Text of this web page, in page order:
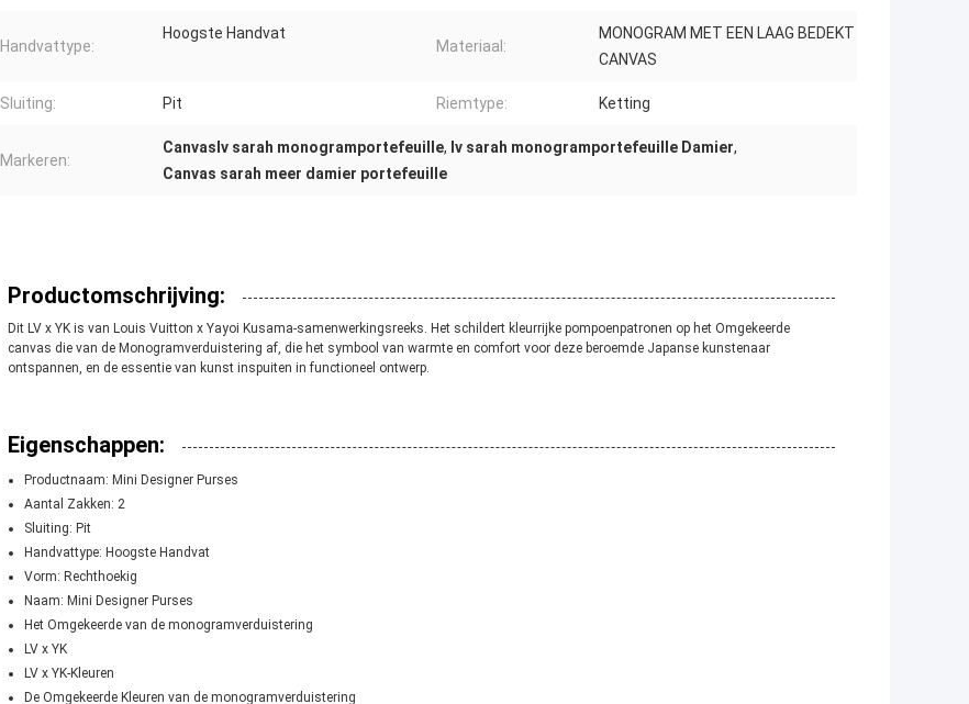
Handvattype:
Hoogste Handvat
Materiaal:
MONOGRAM MET EEN LAAG BEDEKT
CANVAS
Sluiting: Pit Riemtype: Ketting
Markeren:
Canvaslv sarah monogramportefeuille, lv sarah monogramportefeuille Damier,
Canvas sarah meer damier portefeuille
Productomschrijving:
Dit LV x YK is van Louis Vuitton x Yayoi Kusama-samenwerkingsreeks. Het schildert kleurrijke pompoenpatronen op het Omgekeerde
canvas die van de Monogramverduistering af, die het symbool van warmte en comfort voor deze beroemde Japanse kunstenaar
ontspannen, en de essentie van kunst inspuiten in functioneel ontwerp.
Eigenschappen:
Productnaam: Mini Designer Purses
Aantal Zakken: 2
Sluiting: Pit
Handvattype: Hoogste Handvat
Vorm: Rechthoekig
Naam: Mini Designer Purses
Het Omgekeerde van de monogramverduistering
LV x YK
LV x YK-Kleuren
De Omgekeerde Kleuren van de monogramverduistering